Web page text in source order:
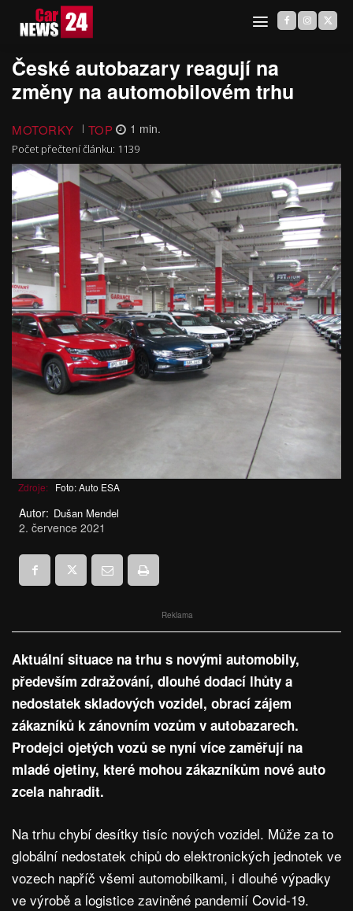
České autobazary reagují na
změny na automobilovém trhu
MOTORKY TOP 1 min.
Počet přečtení článku: 1139
Zdroje: Foto: Auto ESA
Autor: Dušan Mendel
2. července 2021
Reklama
Aktuální situace na trhu s novými automobily,
především zdražování, dlouhé dodací lhůty a
nedostatek skladových vozidel, obrací zájem
zákazníků k zánovním vozům v autobazarech.
Prodejci ojetých vozů se nyní více zaměřují na
mladé ojetiny, které mohou zákazníkům nové auto
zcela nahradit.
Na trhu chybí desítky tisíc nových vozidel. Může za to
globální nedostatek chipů do elektronických jednotek ve
vozech napříč všemi automobilkami, i dlouhé výpadky
ve výrobě a logistice zaviněné pandemií Covid-19.